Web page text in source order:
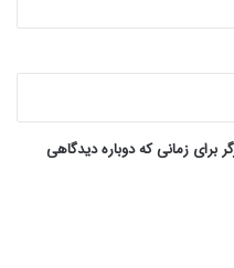
برای زمانی که دوباره دیدگاهی